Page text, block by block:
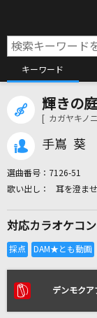
キーワード
リア
輝きの
[ カガヤキノ
手嶌 葵
選曲番号： 7126-51
耳を澄ま
対応カラオケコ
デンモクア